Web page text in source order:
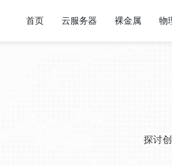
首页 云服务器 裸金属 物
探讨